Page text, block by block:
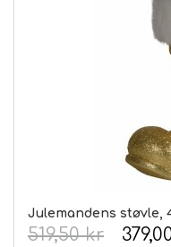
Julemandens støvle,
519,50 kr